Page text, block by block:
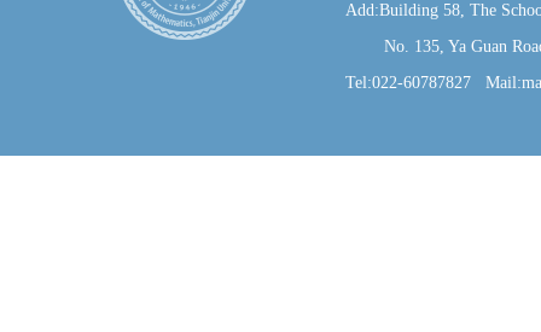
Add:Building 58, The
No. 135, Ya Guan
Tel:022-60787827